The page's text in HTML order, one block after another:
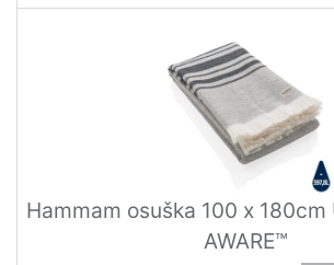
Hammam osuška 100 x
AWARE™